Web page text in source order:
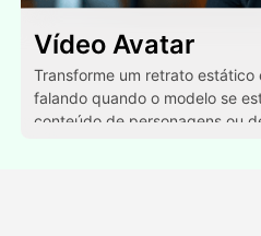
Vídeo Avatar
Transforme um retrato
falando quando o modelo se
conteúdo de personagens ou